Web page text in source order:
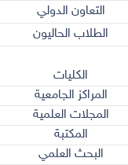
التعاون الدولي
الطلاب الحاليون
الكليات
المراكز الجامعية
المجلات العلمية
المكتبة
البحث العلمي